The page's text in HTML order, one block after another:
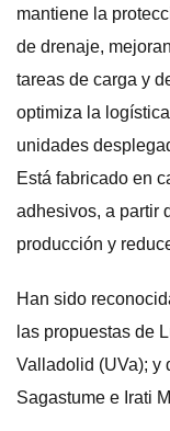
mantiene la
de drenaje,
tareas de carga y
optimiza la
unidades
Está fabricado en
adhesivos, a partir
producción y
Han sido
las propuestas de
Valladolid (UVa); y
Sagastume e Irati